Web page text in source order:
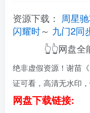
资源下载： 周星
闪耀时～ 九门2同
👆👆网盘
绝非虚假资源！谢苗
证可看，高清无水印
网盘下载链接: